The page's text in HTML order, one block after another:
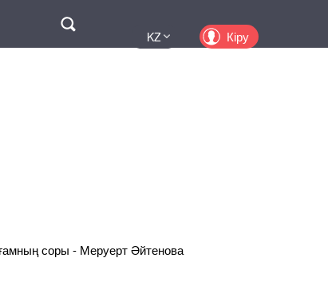
KZ Кіру
соры - Меруерт Әйтенова